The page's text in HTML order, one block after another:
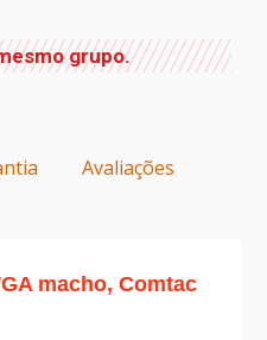
grupo.
Avaliações
macho, Comtac